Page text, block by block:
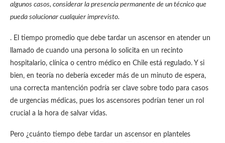
algunos casos, considerar la presencia permanente de un técnico que
pueda solucionar cualquier imprevisto.
. El tiempo promedio que debe tardar un ascensor en atender un
llamado de cuando una persona lo solicita en un recinto
hospitalario, clínica o centro médico en Chile está regulado. Y si
bien, en teoría no debería exceder más de un minuto de espera,
una correcta mantención podría ser clave sobre todo para casos
de urgencias médicas, pues los ascensores podrían tener un rol
crucial a la hora de salvar vidas.
Pero ¿cuánto tiempo debe tardar un ascensor en planteles